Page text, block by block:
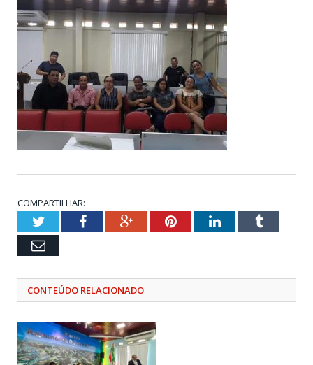
COMPARTILHAR:
TwitterFacebookGoogle+PinterestLinkedInTumblr
Email
CONTEÚDO RELACIONADO